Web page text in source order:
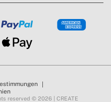
reserved © 2026 | CREATE